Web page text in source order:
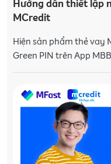
Hướng dẫn thiết lập
MCredit
Hiện sản phẩm thẻ vay
Green PIN trên App
lập mã PIN cho thẻ tín